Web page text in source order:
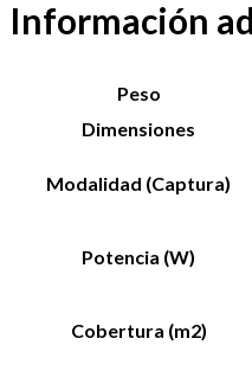
Información
Peso
Dimensiones
Modalidad (Captura)
Potencia (W)
Cobertura (m2)